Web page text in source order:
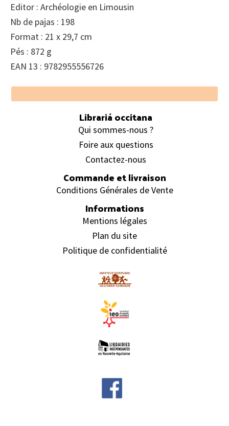
Editor : Archéologie en Limousin
Nb de pajas : 198
Format : 21 x 29,7 cm
Pés : 872 g
EAN 13 : 9782955556726
Footer
Librariá occitana
Qui sommes-nous ?
Foire aux questions
Contactez-nous
Commande et livraison
Conditions Générales de Vente
Informations
Mentions légales
Plan du site
Politique de confidentialité